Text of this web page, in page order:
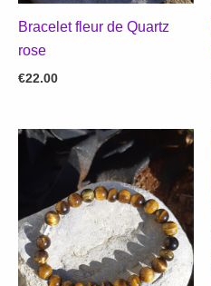
Bracelet fleur de Quartz
rose
€22.00